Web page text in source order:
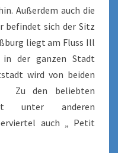
Außerdem auch die
befindet sich der Sitz
liegt am Fluss Ill
der ganzen Stadt
wird von beiden
Zu den beliebten
unter anderen
auch „ Petit